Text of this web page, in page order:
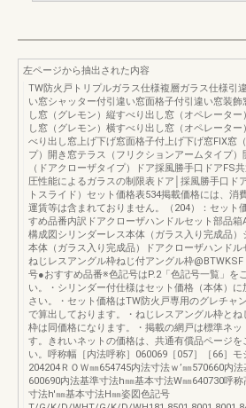
左ページから抽出された内容
TW防火戸トリプルガラス仕様複層ガラス仕様引
い窓シャッター付引違い窓面格子付引違い窓装飾
し窓（グレモン）縦すべり出し窓（オペレーター
し窓（グレモン）横すべり出し窓（オペレーター
べり出し窓上げ下げ窓面格子付上げ下げ窓FIX窓
プ）開き窓テラス（フリクションアームタイプ）
（ドアクローザタイプ）ドア採風勝手口ドアFS
圧性能によるガラスの制限表ドア│採風勝手口ド
トスライド）セット価格表534掲載価格には、消
運賃等は含まれておりません。（204）：セット
すめ品番内訳ドアクローザハンドルセット部品箱
構成図シリンダーレス本体（ガラス入り完成品）
本体（ガラス入り完成品）ドアクローザハンドル
ねじレスアングル枠ねじ付アングル枠
号●おすすめ品番※色記号はP.2「色記号一覧」を
い。・シリンダー付仕様はセット価格（本体）に
さい。・セット価格はTW防火戸専用のグレチャ
で算出しております。・ねじレスアングル枠とね
枠は同価格になります。・掲載の網戸は標準ネッ
す。きれいネットの価格は、共通有償品ページを
い。呼称幅［内法呼称］060069［057］［66］モ
204204ＲＯＷ㎜654745内法寸法ｗ’㎜570660内
600690内法基準寸法h㎜基本寸法W㎜640730呼称
寸法h'㎜基本寸法H㎜姿図色記号